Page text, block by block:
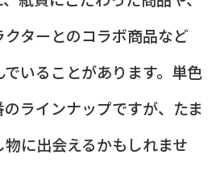
ターとのコラボ商品など
いることがあります。単色
ラインナップですが、たま
に出会えるかもしれませ